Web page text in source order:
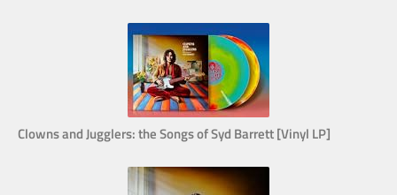
Clowns and Jugglers: the Songs of Syd Barrett [Vinyl LP]